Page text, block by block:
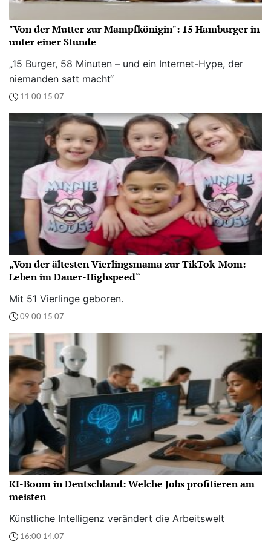
"Von der Mutter zur Mampfkönigin": 15 Hamburger in
unter einer Stunde
„15 Burger, 58 Minuten – und ein Internet-Hype, der
niemanden satt macht“
11:00 15.07
„Von der ältesten Vierlingsmama zur TikTok-Mom:
Leben im Dauer-Highspeed“
Mit 51 Vierlinge geboren.
09:00 15.07
KI-Boom in Deutschland: Welche Jobs profitieren am
meisten
Künstliche Intelligenz verändert die Arbeitswelt
16:00 14.07